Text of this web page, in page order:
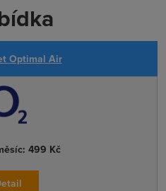
Optimal Air
499 Kč